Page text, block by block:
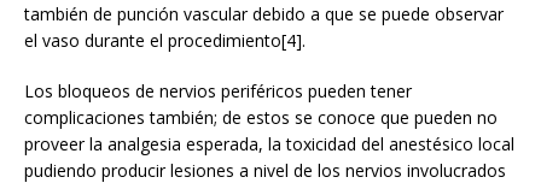
también de punción vascular debido a que se puede observar
el vaso durante el procedimiento[4].
Los bloqueos de nervios periféricos pueden tener
complicaciones también; de estos se conoce que pueden no
proveer la analgesia esperada, la toxicidad del anestésico local
pudiendo producir lesiones a nivel de los nervios involucrados